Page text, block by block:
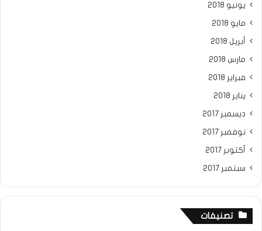
يونيو 2018
مايو 2018
أبريل 2018
مارس 2018
فبراير 2018
يناير 2018
ديسمبر 2017
نوفمبر 2017
أكتوبر 2017
سبتمبر 2017
تصنيفات